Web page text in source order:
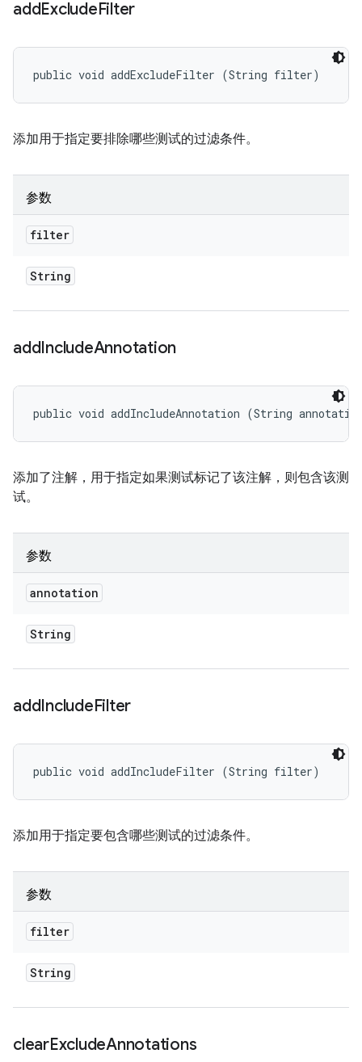
addExcludeFilter
public void addExcludeFilter (String filter)
添加用于指定要排除哪些测试的过滤条件。
参数
filter
String
addIncludeAnnotation
public void addIncludeAnnotation (String
添加了注解，用于指定如果测试标记了该注解，则包含该测
试。
参数
annotation
String
addIncludeFilter
public void addIncludeFilter (String filter)
添加用于指定要包含哪些测试的过滤条件。
参数
filter
String
clearExcludeAnnotations